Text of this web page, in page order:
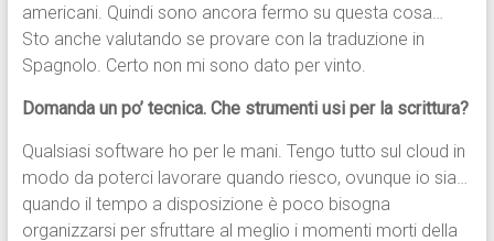
americani. Quindi sono ancora fermo su questa cosa…
Sto anche valutando se provare con la traduzione in
Spagnolo. Certo non mi sono dato per vinto.
Domanda un po’ tecnica. Che strumenti usi per la scrittura?
Qualsiasi software ho per le mani. Tengo tutto sul cloud in
modo da poterci lavorare quando riesco, ovunque io sia…
quando il tempo a disposizione è poco bisogna
organizzarsi per sfruttare al meglio i momenti morti della